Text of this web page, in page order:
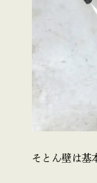
そとん壁は基